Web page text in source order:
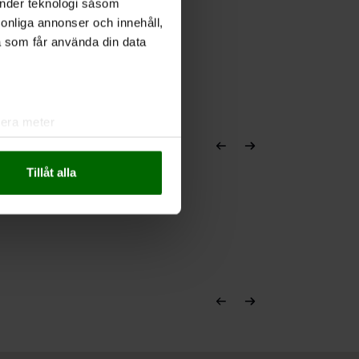
teknologi såsom
annonser och innehåll,
får använda din data
meter
kombinera informationen
Tillåt alla